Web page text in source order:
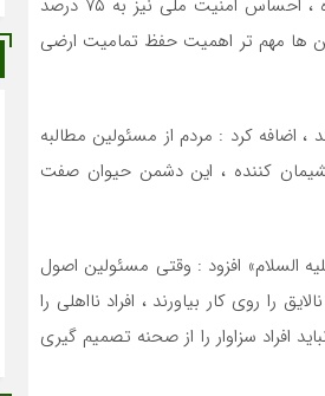
است به ۸۸ درصد رسیده و از همه این ها مهم تر اهمیت حفظ تمامیت ارضی
اضافه کرد : مردم از مسئولین مطالبه
کننده ، این دشمن حیوان صفت
السلام» افزود : وقتی مسئولین اصول
را روی کار بیاورند ، افراد نااهلی را
افراد سزاوار را از صحنه تصمیم گیری